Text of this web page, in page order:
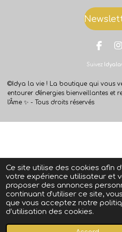
Ce site utilise des cookies afin
votre expérience utilisateur et
proposer des annonces
continuant d'utiliser ce site,
que vous acceptez notre
d’utilisation des cookies.
F
c
b
o
I
s
Suivez
©Idya la vie ! La boutique qui vous
entourer d'énergies bienveillantes et
l'Âme ✨ - Tous droits réservés